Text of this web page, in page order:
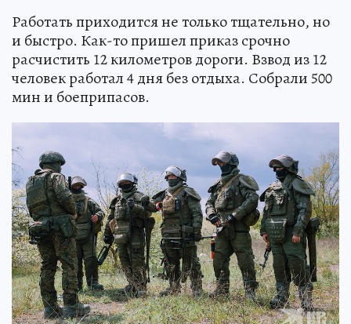
Работать приходится не только тщательно, но
и быстро. Как-то пришел приказ срочно
расчистить 12 километров дороги. Взвод из 12
человек работал 4 дня без отдыха. Собрали 500
мин и боеприпасов.